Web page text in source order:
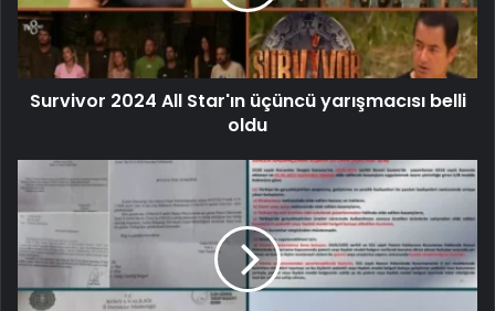
Survivor 2024 All Star'ın üçüncü yarışmacısı belli
oldu